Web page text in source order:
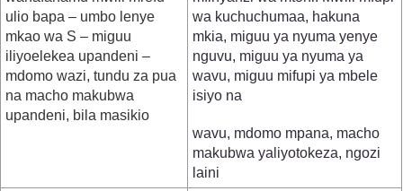
ulio bapa – umbo lenye
mkao wa S – miguu
iliyoelekea upandeni –
mdomo wazi, tundu za pua
na macho makubwa
upandeni, bila masikio
wa kuchuchumaa, hakuna
mkia, miguu ya nyuma yenye
nguvu, miguu ya nyuma ya
wavu, miguu mifupi ya mbele
isiyo na
wavu, mdomo mpana, macho
makubwa yaliyotokeza, ngozi
laini